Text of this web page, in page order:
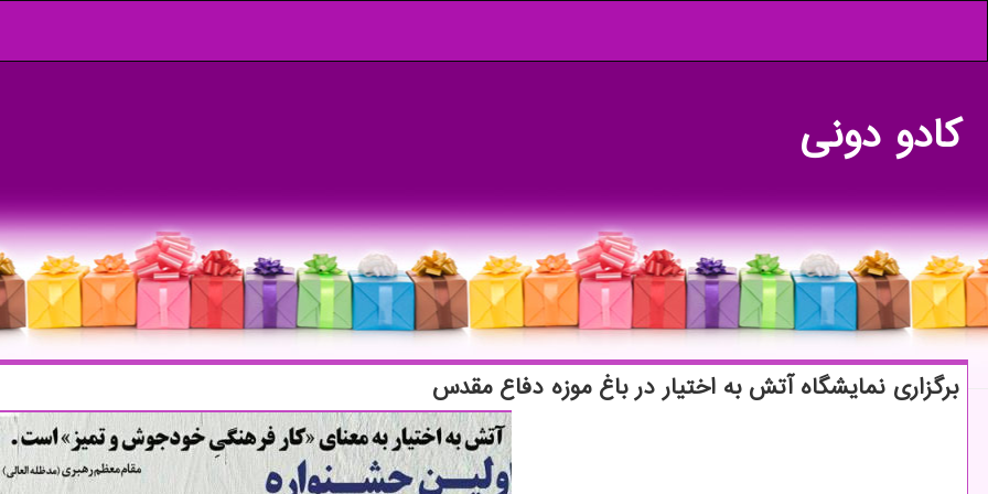
كادو دونی
برگزاری نمایشگاه آتش به اختیار در باغ موزه دفاع مقدس